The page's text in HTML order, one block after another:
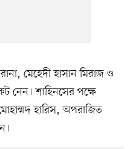
মেহেদী হাসান মিরাজ ও
নেন। শাহিনসের পক্ষে
হারিস, অপরাজিত